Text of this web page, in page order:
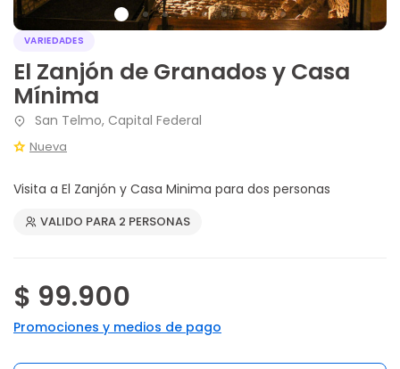
VARIEDADES
El Zanjón de Granados y Casa
Mínima
San Telmo, Capital Federal
Nueva
Visita a El Zanjón y Casa Minima para dos personas
VALIDO PARA 2 PERSONAS
$ 99.900
Promociones y medios de pago